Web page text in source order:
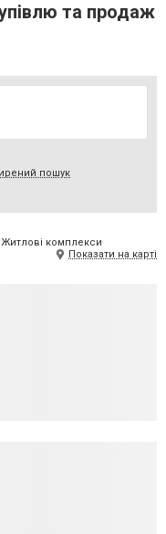
та продаж
пошук
Житлові комплекси
Показати на карті